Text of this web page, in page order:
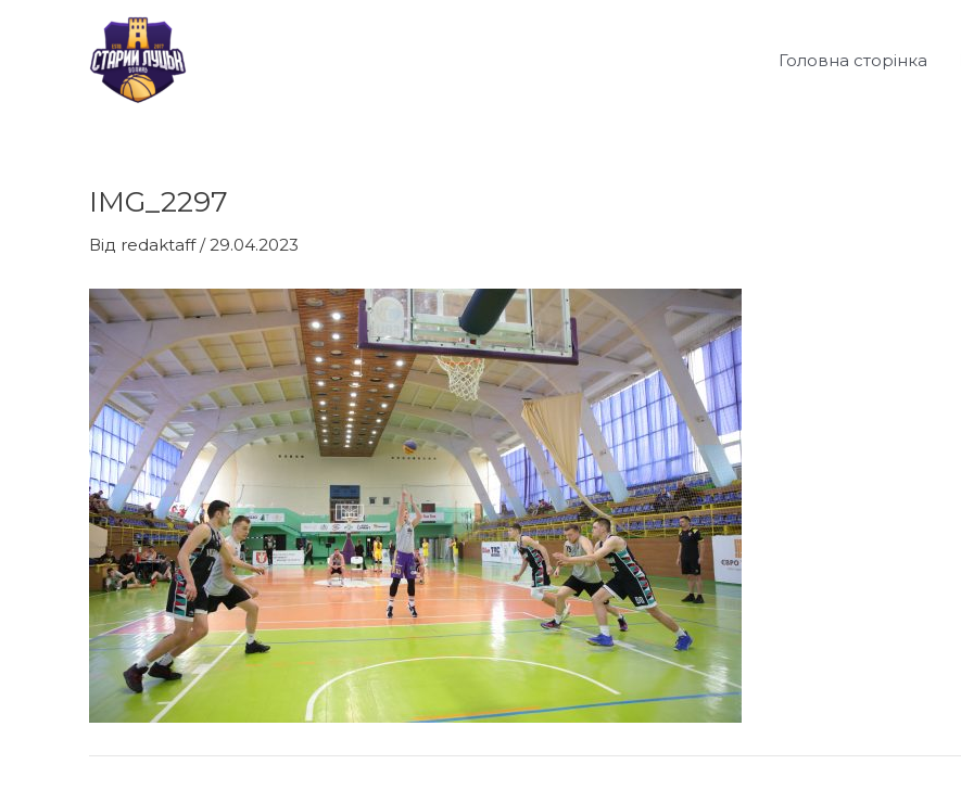
Головна сторінка
IMG_2297
Від redaktaff/29.04.2023
Навігація
запису